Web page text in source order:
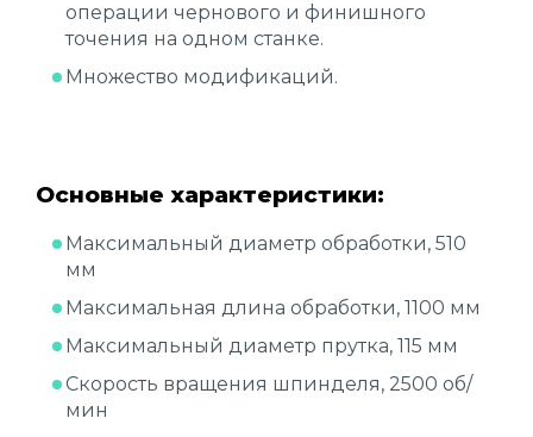
операции чернового и финишного
точения на одном станке.
Множество модификаций.
Основные характеристики:
Максимальный диаметр обработки, 510
мм
Максимальная длина обработки, 1100 мм
Максимальный диаметр прутка, 115 мм
Скорость вращения шпинделя, 2500 об/
мин